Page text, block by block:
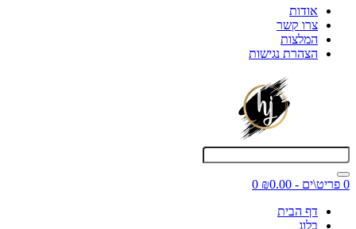
אודות
צרו קשר
המלצות
הצהרת נגישות
0 פריט\ים - ₪0.00
0
דף הבית
בלוג